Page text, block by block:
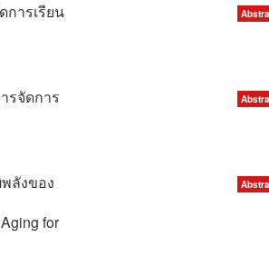
ารเรียน
รจัดการ
ลังของ
for